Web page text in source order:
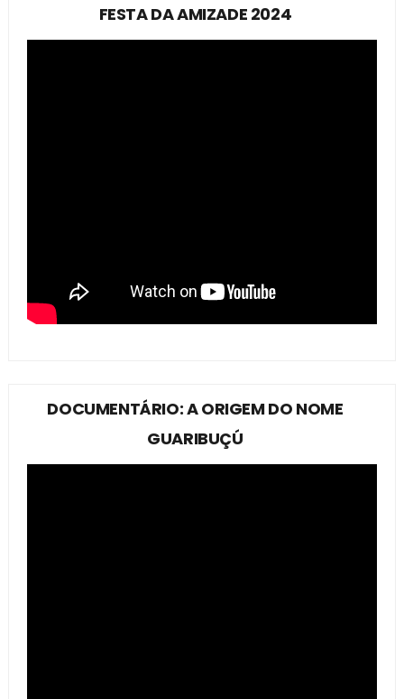
FESTA DA AMIZADE 2024
DOCUMENTÁRIO: A ORIGEM DO NOME
GUARIBUÇÚ